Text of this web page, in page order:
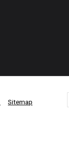
Sitemap